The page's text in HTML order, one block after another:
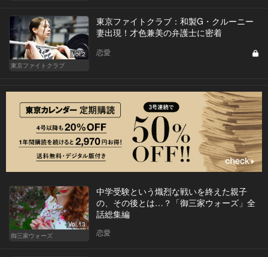
Vol.2
東京ファイトクラブ
東京ファイトクラブ：和製G・クルーニー
妻出現！才色兼美の弁護士に密着
恋愛
Vol.13
御三家ウォーズ
中学受験という熾烈な戦いを終えた親子
の、その後とは…？「御三家ウォーズ」全
話総集編
恋愛